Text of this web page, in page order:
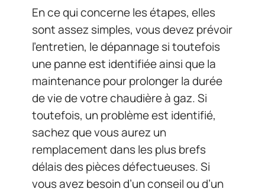
En ce qui concerne les étapes, elles
sont assez simples, vous devez prévoir
l’entretien, le dépannage si toutefois
une panne est identifiée ainsi que la
maintenance pour prolonger la durée
de vie de votre chaudière à gaz. Si
toutefois, un problème est identifié,
sachez que vous aurez un
remplacement dans les plus brefs
délais des pièces défectueuses. Si
vous avez besoin d’un conseil ou d’un